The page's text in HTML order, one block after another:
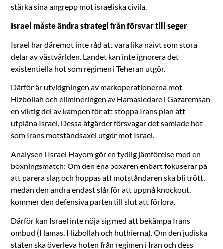
stärka sina angrepp mot israeliska civila.
Israel måste ändra strategi från försvar till seger
Israel har däremot inte råd att vara lika naivt som stora
delar av västvärlden. Landet kan inte ignorera det
existentiella hot som regimen i Teheran utgör.
Därför är utvidgningen av markoperationerna mot
Hizbollah och elimineringen av Hamasledare i Gazaremsan
en viktig del av kampen för att stoppa Irans plan att
utplåna Israel. Dessa åtgärder försvagar det samlade hot
som Irans motståndsaxel utgör mot Israel.
Analysen i Israel Hayom gör en tydlig jämförelse med en
boxningsmatch: Om den ena boxaren enbart fokuserar på
att parera slag och hoppas att motståndaren ska bli trött,
medan den andra endast slår för att uppnå knockout,
kommer den defensiva parten till slut att förlora.
Därför kan Israel inte nöja sig med att bekämpa Irans
ombud (Hamas, Hizbollah och huthierna). Om den judiska
staten ska överleva hoten från regimen i Iran och dess